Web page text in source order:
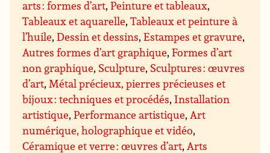
arts : formes d’art,Peinture et tableaux,
Tableaux et aquarelle,Tableaux et peinture à
l’huile,Dessin et dessins,Estampes et gravure,
Autres formes d’art graphique,Formes d’art
non graphique, Sculpture, Sculptures : œuvres
d’art,Métal précieux, pierres précieuses et
bijoux : techniques et procédés, Installation
artistique,Performance artistique,Art
numérique, holographique et vidéo,
Céramique et verre : œuvres d’art,Arts